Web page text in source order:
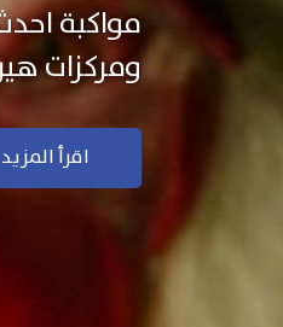
نستخدم
منتجاتنا
اقرأ المزيد